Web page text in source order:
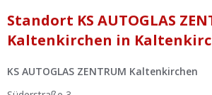
Ratgeber
Scheibensuche
Standort KS AUTOGLAS
Kaltenkirchen in
KS AUTOGLAS ZENTRUM Kaltenkirchen